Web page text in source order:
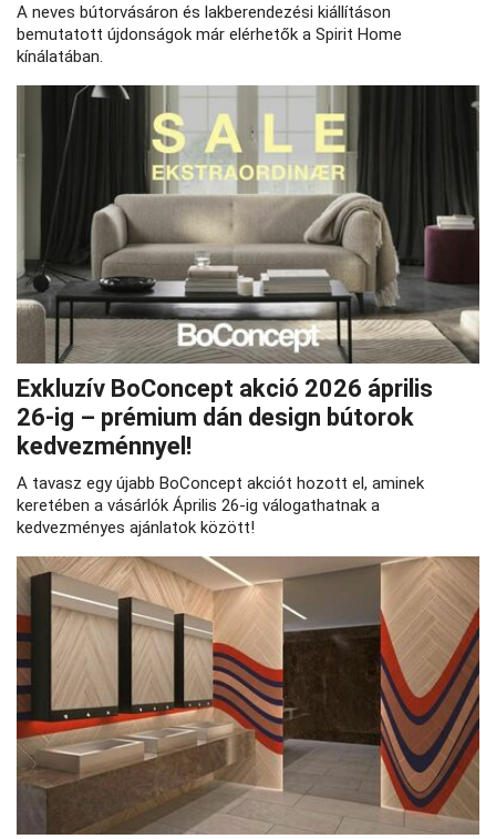
A neves bútorvásáron és lakberendezési kiállításon
bemutatott újdonságok már elérhetők a Spirit Home
kínálatában.
Exkluzív BoConcept akció 2026 április
26‑ig – prémium dán design bútorok
kedvezménnyel!
A tavasz egy újabb BoConcept akciót hozott el, aminek
keretében a vásárlók Április 26-ig válogathatnak a
kedvezményes ajánlatok között!